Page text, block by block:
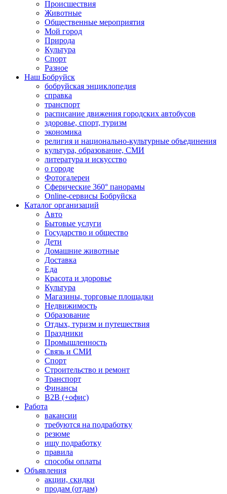
Происшествия
Животные
Общественные мероприятия
Мой город
Природа
Культура
Спорт
Разное
Наш Бобруйск
бобруйская энциклопедия
справка
транспорт
расписание движения городских автобусов
здоровье, спорт, туризм
экономика
религия и национально-культурные объединения
культура, образование, СМИ
литература и искусство
о городе
Фотогалереи
Сферические 360° панорамы
Online-сервисы Бобруйска
Каталог организаций
Авто
Бытовые услуги
Государство и общество
Дети
Домашние животные
Доставка
Еда
Красота и здоровье
Культура
Магазины, торговые площадки
Недвижимость
Образование
Отдых, туризм и путешествия
Праздники
Промышленность
Связь и СМИ
Спорт
Строительство и ремонт
Транспорт
Финансы
B2B (+офис)
Работа
вакансии
требуются на подработку
резюме
ищу подработку
правила
способы оплаты
Объявления
акции, скидки
продам (отдам)